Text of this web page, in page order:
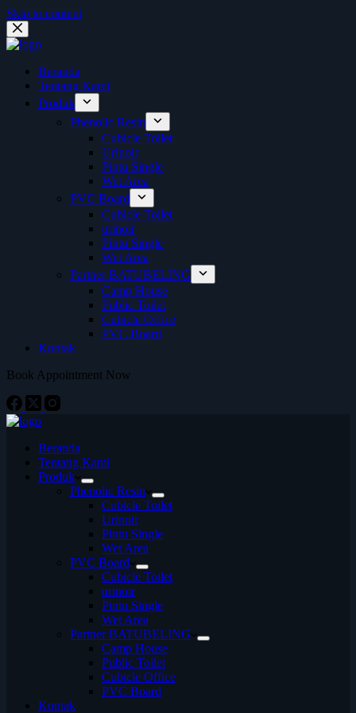
Skip to content
Beranda
Tentang Kami
Produk
Phenolic Resin
Cubicle Toilet
Urinoir
Pintu Single
Wet Area
PVC Board
Cubicle Toilet
urinoir
Pintu Single
Wet Area
Partner BATUBELING
Camp House
Public Toilet
Cubicle Office
PVC Board
Kontak
Book Appointment Now
Beranda
Tentang Kami
Produk
Phenolic Resin
Cubicle Toilet
Urinoir
Pintu Single
Wet Area
PVC Board
Cubicle Toilet
urinoir
Pintu Single
Wet Area
Partner BATUBELING
Camp House
Public Toilet
Cubicle Office
PVC Board
Kontak